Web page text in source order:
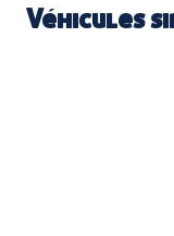
Véhicules